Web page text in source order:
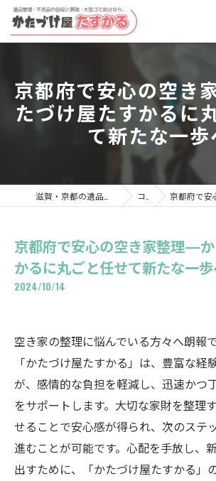
京都府で安心の空き
たづけ屋たすかるに
て新たな一歩
コラム 京都府で安心の空き家整
京都府で安心の空き家整理—
かるに丸ごと任せて新たな一
2024/10/14
空き家の整理に悩んでいる方々へ朗報
「かたづけ屋たすかる」は、豊富な経
が、感情的な負担を軽減し、迅速かつ
をサポートします。大切な家財を整理
せることで安心感が得られ、次のステ
進むことが可能です。心配を手放し、
出すために、「かたづけ屋たすかる」